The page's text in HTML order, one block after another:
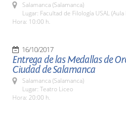
Salamanca (Salamanca)
Lugar: Facultad de Filología USAL (Aula
Hora: 10:00 h.
16/10/2017
Entrega de las Medallas de
Ciudad de Salamanca
Salamanca (Salamanca)
Lugar: Teatro Liceo
Hora: 20:00 h.